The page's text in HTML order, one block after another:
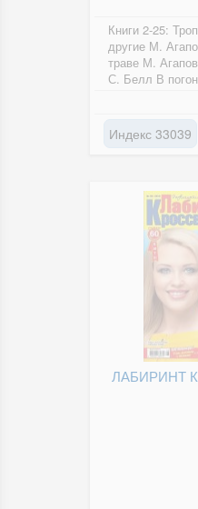
Книги 2-25:
другие М. Агапова Пуговка на
траве М. Агапова Крылатый лев
С. Белл В
Индекс 33039
ЛАБИРИНТ